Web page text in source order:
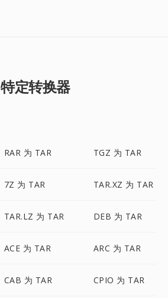
特定转换器
RAR 为 TAR TGZ 为 TAR
7Z 为 TAR TAR.XZ 为 TAR
TAR.LZ 为 TAR DEB 为 TAR
ACE 为 TAR ARC 为 TAR
CAB 为 TAR CPIO 为 TAR